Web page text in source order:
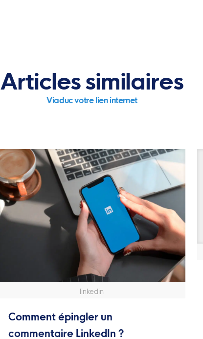
Articles similaires
Viaduc votre lien internet
linkedin
Comment épingler un
commentaire LinkedIn ?